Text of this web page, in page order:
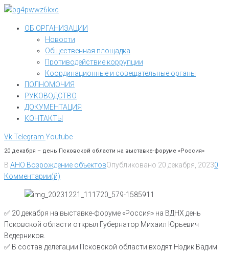
Перейти
контентуОБ ОРГАНИЗАЦИИ
Новости
Общественная площадка
Противодействие коррупции
Координационные и совещательные органы
ПОЛНОМОЧИЯ
РУКОВОДСТВО
ДОКУМЕНТАЦИЯ
КОНТАКТЫ
VkTelegram Youtube
20 декабря – день Псковской области на выставке-форуме «Россия»
В АНО Возрождение объектовОпубликовано 20 декабря, 20230
Комментарии(й)
✅ 20 декабря на выставке-форуме «Россия» на ВДНХ день
Псковской области открыл Губернатор Михаил Юрьевич
Ведерников.
✅ В состав делегации Псковской области входят Нэдик Вадим